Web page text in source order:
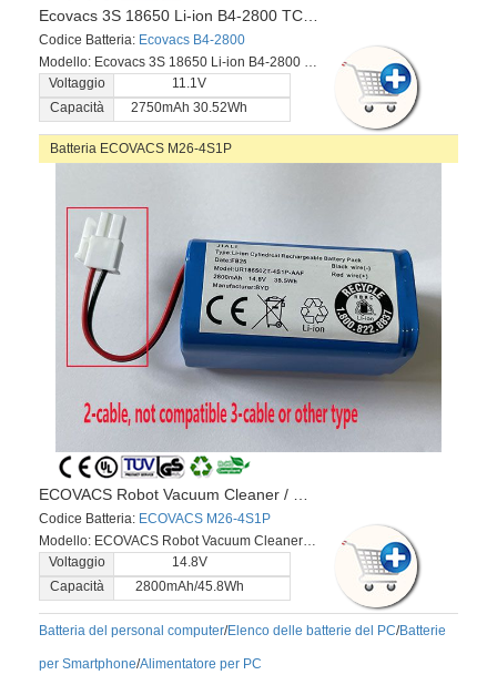
Codice Batteria: Ecovacs B4-2800
Modello: Ecovacs 3S 18650 Li-ion B4-2800 TCR360 D36A D36B D36C D36E DA611 DB35 DA60
Voltaggio
11.1V
Capacità
2750mAh 30.52Wh
Batteria ECOVACS M26-4S1P
Codice Batteria: ECOVACS M26-4S1P
Modello: ECOVACS Robot Vacuum Cleaner / DEEBOT CEN550 CEN663 CR130 V780 Sweeper(white interface)
Voltaggio
14.8V
Capacità
2800mAh/45.8Wh
Batteria del personal computer/Elenco delle batterie del PC/Batterie
per Smartphone/Alimentatore per PC